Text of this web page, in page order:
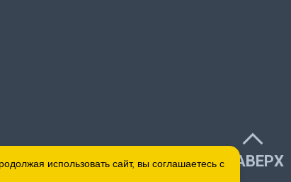
НАВЕРХ
использовать сайт, вы соглашаетесь с